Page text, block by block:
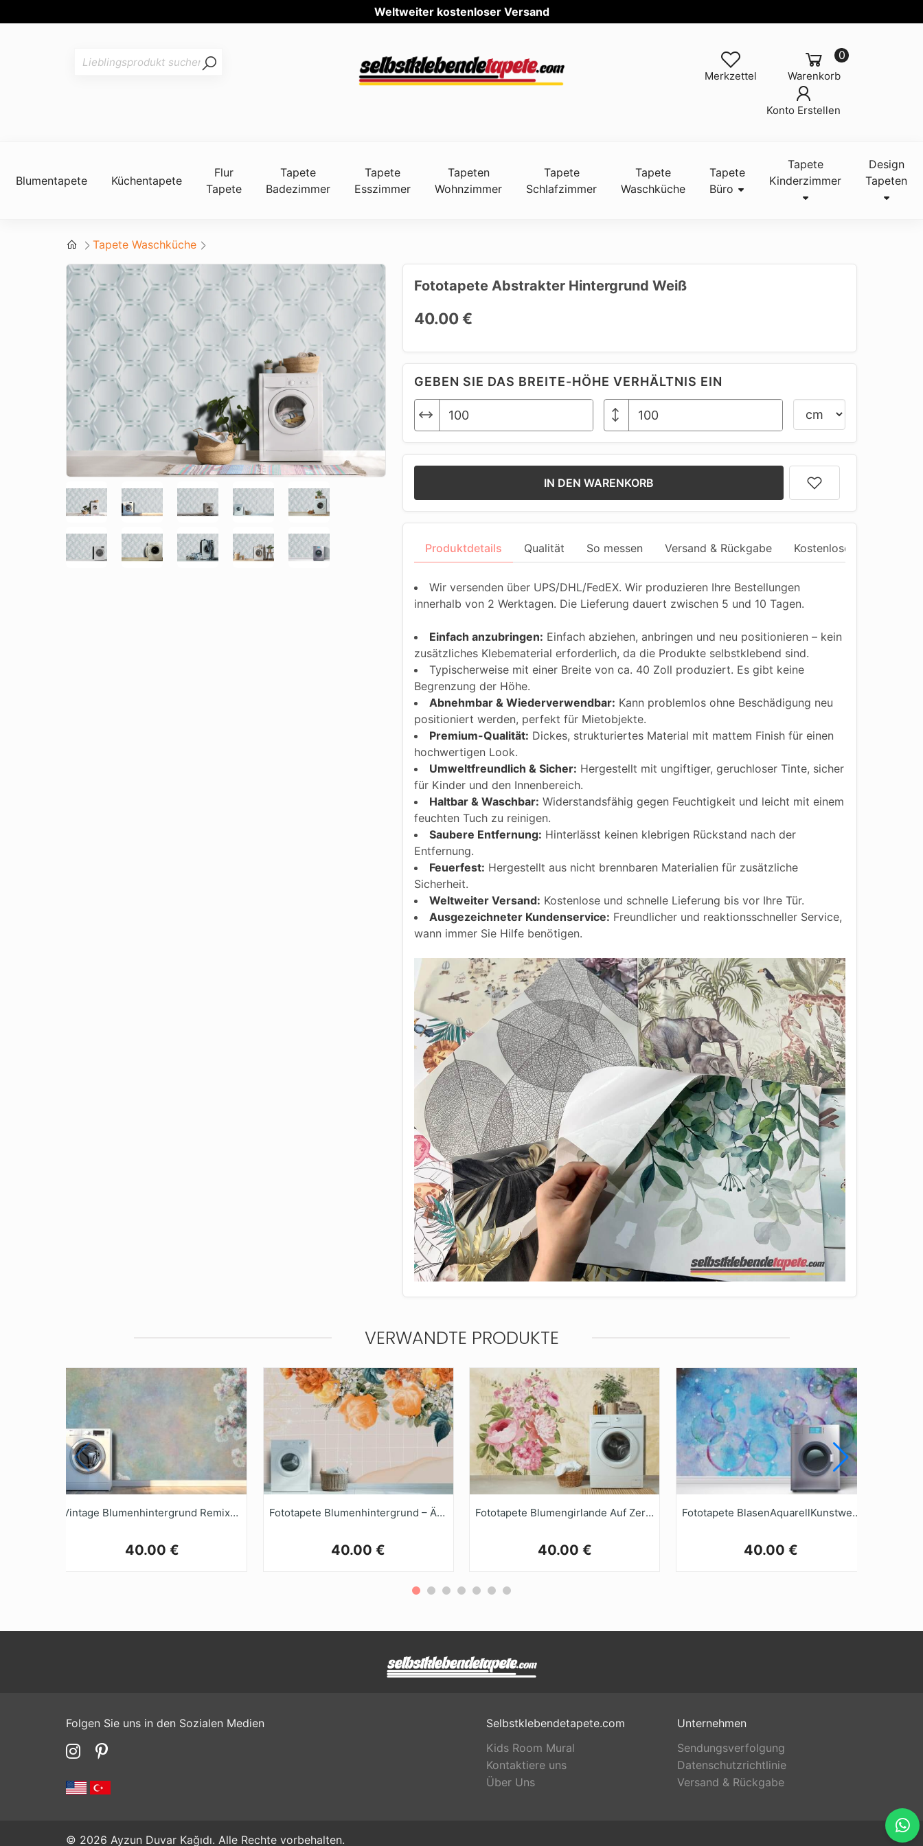
Welt
Warenkorb
0
Merkzettel
Konto Erstellen
Blumentapete Küchentapete
Flur
Tapete
Tapete
Badezimmer
Tapete
Esszimmer
Tapeten
Wohnzimmer
Tapete
Schlafzimmer
Tapete
Waschküche
Tapete
Büro
Tapete
Kinderzimmer
Design
Tapeten
Tapete Waschküche
Fototapete Abstrakter Hintergrund Weiß
40.00 €
GEBEN SIE DAS BREITE-HÖHE VERHÄLTNIS EIN
IN DEN WARENKORB
Produktdetails Qualität So messen Versand & Rückgabe Kostenlose Anpassung
Wir versenden über UPS/DHL/FedEX. Wir produzieren Ihre Bestellungen
innerhalb von 2 Werktagen. Die Lieferung dauert zwischen 5 und 10 Tagen.
Einfach anzubringen: Einfach abziehen, anbringen und neu positionieren – kein
zusätzliches Klebematerial erforderlich, da die Produkte selbstklebend sind.
Typischerweise mit einer Breite von ca. 40 Zoll produziert. Es gibt keine
Begrenzung der Höhe.
Abnehmbar & Wiederverwendbar: Kann problemlos ohne Beschädigung neu
positioniert werden, perfekt für Mietobjekte.
Premium-Qualität: Dickes, strukturiertes Material mit mattem Finish für einen
hochwertigen Look.
Umweltfreundlich & Sicher: Hergestellt mit ungiftiger, geruchloser Tinte, sicher
für Kinder und den Innenbereich.
Haltbar & Waschbar: Widerstandsfähig gegen Feuchtigkeit und leicht mit einem
feuchten Tuch zu reinigen.
Saubere Entfernung: Hinterlässt keinen klebrigen Rückstand nach der
Entfernung.
Feuerfest: Hergestellt aus nicht brennbaren Materialien für zusätzliche
Sicherheit.
Weltweiter Versand: Kostenlose und schnelle Lieferung bis vor Ihre Tür.
Ausgezeichneter Kundenservice: Freundlicher und reaktionsschneller Service,
wann immer Sie Hilfe benötigen.
VERWANDTE PRODUKTE
Vintage Blumenhintergrund Remixed Aus Den Kunstwerken
40.00 €
Fototapete Blumenhintergrund – Ästhetische Bordüre Für Die Waschküche
40.00 €
Fototapete Blumengirlande Auf Zerknülltem Papier
40.00 €
Fototapete BlasenAquarellKunstwerk
40.00 €
Folgen Sie uns in den Sozialen Medien
Selbstklebendetapete.com
Kids Room Mural
Kontaktiere uns
Über Uns
Unternehmen
Sendungsverfolgung
Datenschutzrichtlinie
Versand & Rückgabe
© 2026 Ayzun Duvar Kağıdı. Alle Rechte vorbehalten.